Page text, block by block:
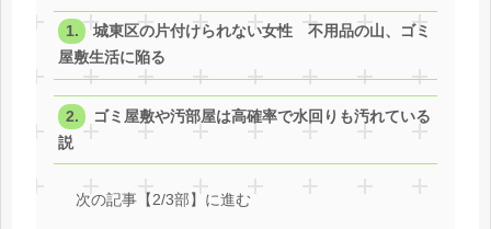
城東区の片付けられない女性 不用品の山、ゴミ
屋敷生活に陥る
ゴミ屋敷や汚部屋は高確率で水回りも汚れている
説
次の記事【2/3部】に進む